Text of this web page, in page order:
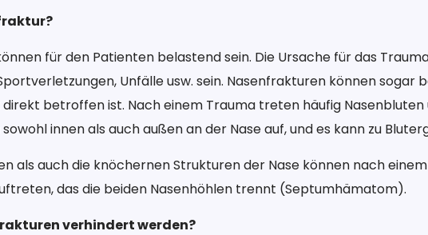
für den Patienten belastend sein. Die Ursache für das
Unfälle usw. sein. Nasenfrakturen können
betroffen ist. Nach einem Trauma treten häufig
innen als auch außen an der Nase auf, und es kann zu
als auch die knöchernen Strukturen der Nase können nach
das die beiden Nasenhöhlen trennt (Septumhämatom).
verhindert werden?